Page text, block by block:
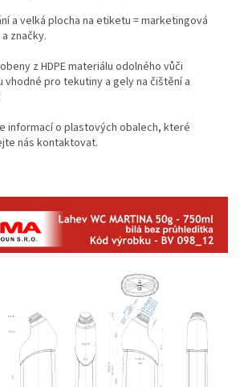
a velká plocha na etiketu = marketingová
značky.
z HDPE materiálu odolného vůči
vhodné pro tekutiny a gely na čištění a
informací o plastových obalech, které
nás kontaktovat.